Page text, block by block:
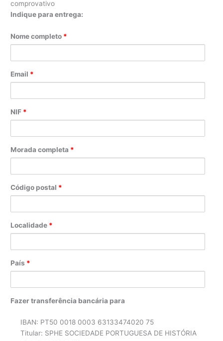
comprovativo
Indique para entrega:
Nome completo *
Email *
NIF *
Morada completa *
Código postal *
Localidade *
País *
Fazer transferência bancária para
IBAN: PT50 0018 0003 63133474020 75
Titular: SPHE SOCIEDADE PORTUGUESA DE HISTÓRIA